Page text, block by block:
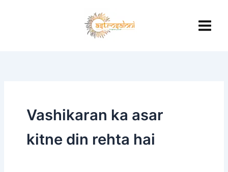
Vashikaran ka asar
kitne din rehta hai